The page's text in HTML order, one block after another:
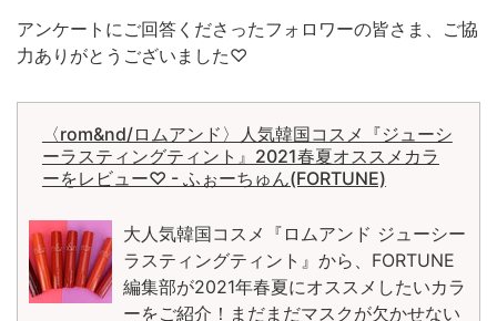
アンケートにご回答くださったフォロワーの皆さま、ご協
力ありがとうございました♡
〈rom&nd/ロムアンド〉人気韓国コスメ『ジューシ
ーラスティングティント』2021春夏オススメカラ
ーをレビュー♡ - ふぉーちゅん(FORTUNE)
大人気韓国コスメ『ロムアンド ジューシー
ラスティングティント』から、FORTUNE
編集部が2021年春夏にオススメしたいカラ
ーをご紹介！まだまだマスクが欠かせない